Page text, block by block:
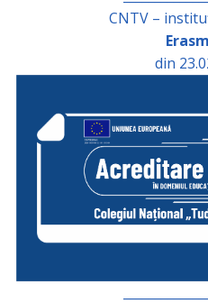
CNTV –
din